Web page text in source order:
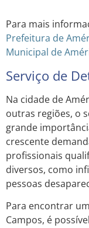
Para mais
Prefeitura de
Municipal de
Serviço de
Na cidade de
outras regiões, o
grande
crescente
profissionais
diversos, como
pessoas
Para encontrar
Campos, é